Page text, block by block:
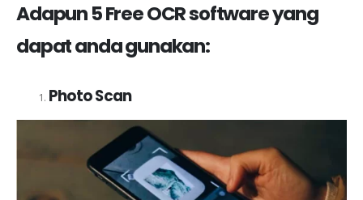
Adapun 5 Free OCR software yang
dapat anda gunakan:
Photo Scan